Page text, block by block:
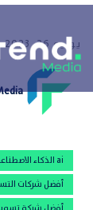
يوليو 26, 2023
ai الذكاء الاصطناعي
أفضل شركات